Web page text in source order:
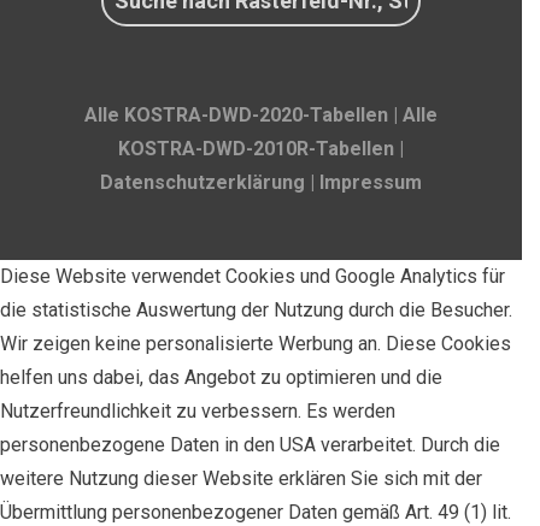
Alle KOSTRA-DWD-2020-Tabellen
Alle
KOSTRA-DWD-2010R-Tabellen
Datenschutzerklärung
Impressum
Diese Website verwendet Cookies und Google Analytics für
die statistische Auswertung der Nutzung durch die Besucher.
Wir zeigen keine personalisierte Werbung an. Diese Cookies
helfen uns dabei, das Angebot zu optimieren und die
Nutzerfreundlichkeit zu verbessern. Es werden
personenbezogene Daten in den USA verarbeitet. Durch die
weitere Nutzung dieser Website erklären Sie sich mit der
Übermittlung personenbezogener Daten gemäß Art. 49 (1) lit.